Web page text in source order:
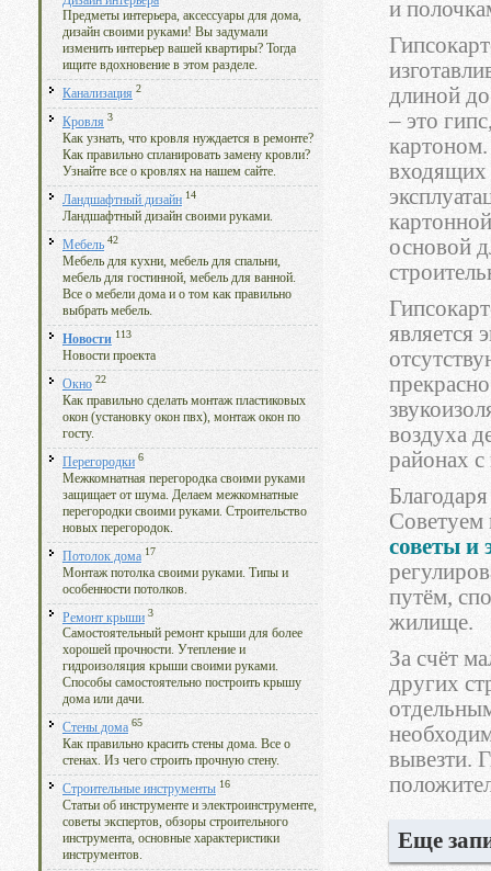
Предметы интерьера, аксессуары для дома,
дизайн своими руками! Вы задумали
изменить интерьер вашей квартиры? Тогда
ищите вдохновение в этом разделе.
Канализация 2
Кровля 3
Как узнать, что кровля нуждается в ремонте?
Как правильно спланировать замену кровли?
Узнайте все о кровлях на нашем сайте.
Ландшафтный дизайн 14
Ландшафтный дизайн своими руками.
Мебель 42
Мебель для кухни, мебель для спальни,
мебель для гостинной, мебель для ванной.
Все о мебели дома и о том как правильно
выбрать мебель.
Новости 113
Новости проекта
Окно 22
Как правильно сделать монтаж пластиковых
окон (установку окон пвх), монтаж окон по
госту.
Перегородки 6
Межкомнатная перегородка своими руками
защищает от шума. Делаем межкомнатные
перегородки своими руками. Строительство
новых перегородок.
Потолок дома 17
Монтаж потолка своими руками. Типы и
особенности потолков.
Ремонт крыши 3
Самостоятельный ремонт крыши для более
хорошей прочности. Утепление и
гидроизоляция крыши своими руками.
Способы самостоятельно построить крышу
дома или дачи.
Стены дома 65
Как правильно красить стены дома. Все о
стенах. Из чего строить прочную стену.
Строительные инструменты 16
Статьи об инструменте и электроинструменте,
советы экспертов, обзоры строительного
инструмента, основные характеристики
инструментов.
и
длиной
– это
картоном.
входящих
основой
является
воздуха
районах
советы и
путём,
жилище.
За счёт
других
вывезти.
Еще